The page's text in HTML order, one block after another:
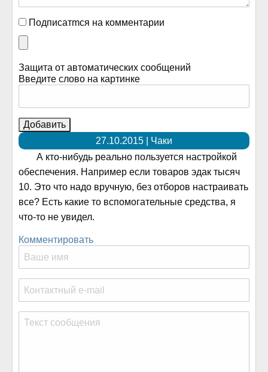
Подписатmся на комментарии
Защита от автоматических сообщений
Введите слово на картинке
27.10.2015 | Чаки
А кто-нибудь реально пользуется настройкой
обеспечения. Например если товаров эдак тысяч
10. Это что надо вручную, без отборов настраивать
все? Есть какие то вспомогательные средства, я
что-то не увидел.
Комментировать